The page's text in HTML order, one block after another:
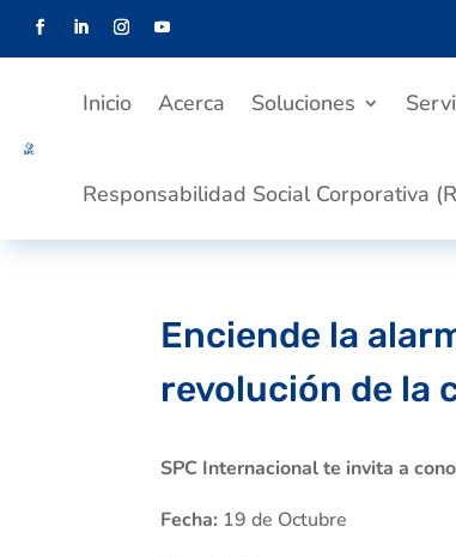
Inicio Acerca Soluciones
Responsabilidad Social Corporativa
Enciende la
revolución de la
SPC Internacional te invita a
Fecha: 19 de Octubre